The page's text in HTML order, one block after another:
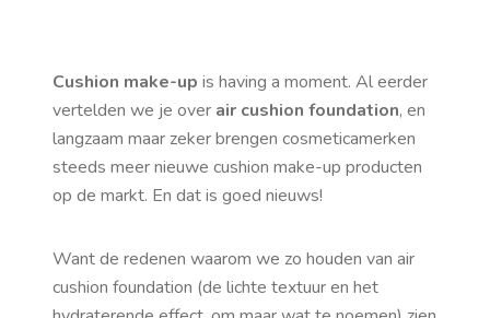
Cushion make-up is having a moment. Al eerder
vertelden we je over air cushion foundation, en
langzaam maar zeker brengen cosmeticamerken
steeds meer nieuwe cushion make-up producten
op de markt. En dat is goed nieuws!
Want de redenen waarom we zo houden van air
cushion foundation (de lichte textuur en het